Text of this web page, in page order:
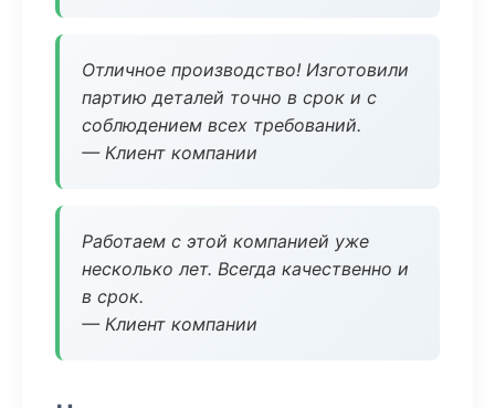
Отличное производство! Изготовили
партию деталей точно в срок и с
соблюдением всех требований.
— Клиент компании
Работаем с этой компанией уже
несколько лет. Всегда качественно и
в срок.
— Клиент компании